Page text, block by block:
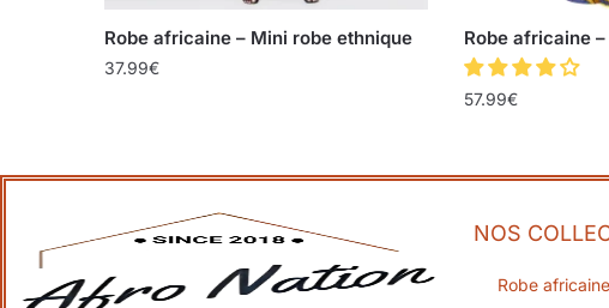
Robe africaine – Mini robe ethnique
37.99€
Robe africaine
57.99€
NOS
Robe africaine